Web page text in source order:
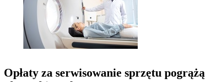
Opłaty za serwisowanie sprzętu pogrążą